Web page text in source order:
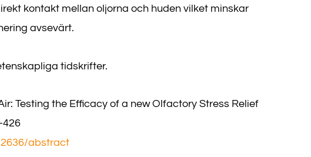
kontakt mellan oljorna och huden vilket minskar
avsevärt.
tidskrifter.
Testing the Efficacy of a new Olfactory Stress Relief
abstract